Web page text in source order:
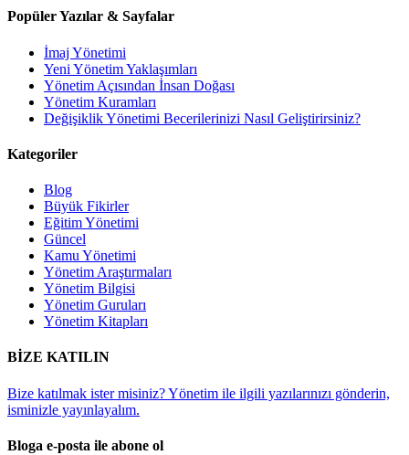
Popüler Yazılar & Sayfalar
İmaj Yönetimi
Yeni Yönetim Yaklaşımları
Yönetim Açısından İnsan Doğası
Yönetim Kuramları
Değişiklik Yönetimi Becerilerinizi Nasıl Geliştirirsiniz?
Kategoriler
Blog
Büyük Fikirler
Eğitim Yönetimi
Güncel
Kamu Yönetimi
Yönetim Araştırmaları
Yönetim Bilgisi
Yönetim Guruları
Yönetim Kitapları
BİZE KATILIN
Bize katılmak ister misiniz? Yönetim ile ilgili yazılarınızı gönderin,
isminizle yayınlayalım.
Bloga e-posta ile abone ol